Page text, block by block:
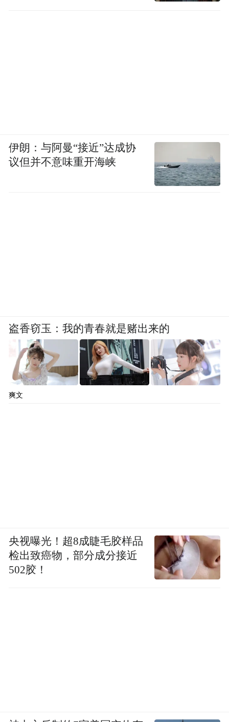
伊朗：与阿曼“接近”达成协
议但并不意味重开海峡
盗香窃玉：我的青春就是赌出来的
爽文
央视曝光！超8成睫毛胶样品
检出致癌物，部分成分接近
502胶！